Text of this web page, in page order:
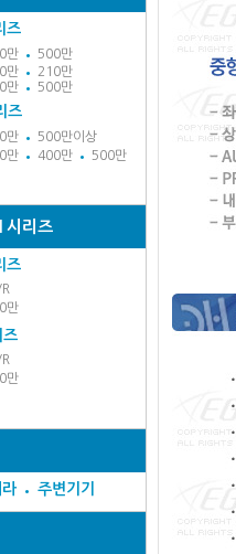
즈
만
500만
만
210만
만
500만
즈
만
500만이상
만 400만 500만
시리즈
즈
만
즈
만
주변기기